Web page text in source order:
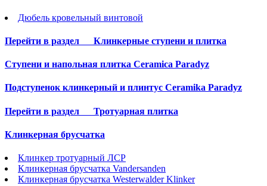
Дюбель кровельный винтовой
Перейти в раздел Клинкерные ступени и плитка
Cтупени и напольная плитка Ceramica Paradyz
Подступенок клинкерный и плинтус Ceramika Paradyz
Перейти в раздел Тротуарная плитка
Клинкерная брусчатка
Клинкер тротуарный ЛСР
Клинкерная брусчатка Vandersanden
Клинкерная брусчатка Westerwalder Klinker